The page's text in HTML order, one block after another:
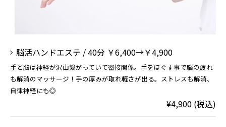
脳活ハンドエステ / 40分 ￥6,400→￥4,900
手と脳は神経が沢山繋がっていて密接関係。手をほぐす事で脳の疲れ
も解消のマッサージ！手の厚みが取れ軽さが出る。ストレスも解消、
自律神経にも◎
¥4,900 (税込)